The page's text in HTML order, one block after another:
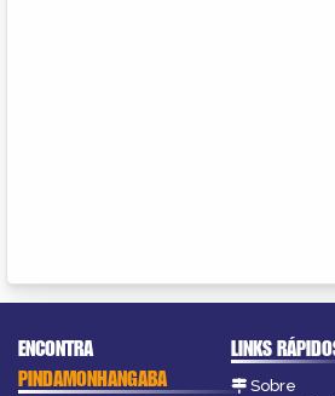
ENCONTRA
PINDAMONHANGABA
LINKS
Sobre